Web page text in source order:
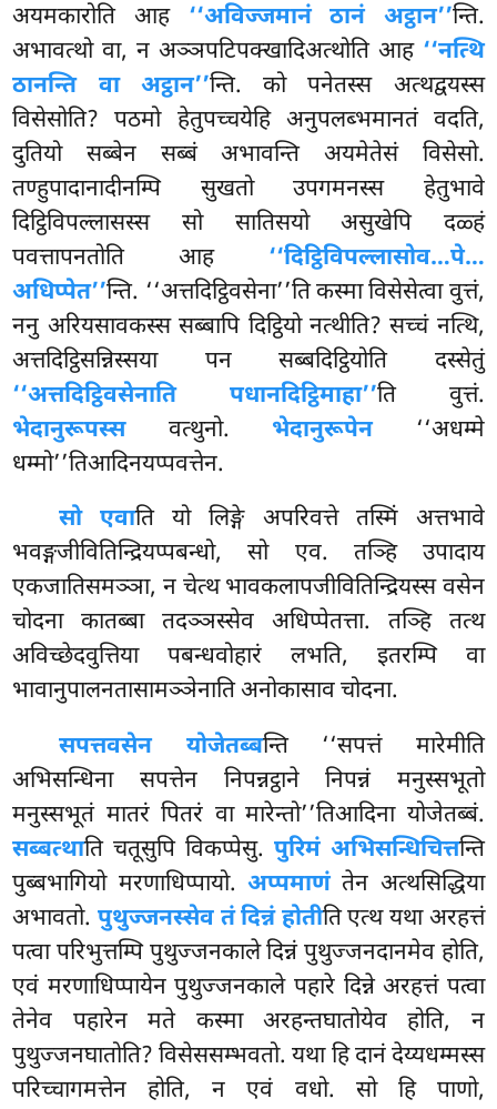
अयमकारोति आह ‘‘अविज्जमानं ठानं अट्ठान’’न्ति.
अभावत्थो वा, न अञ्ञपटिपक्खादिअत्थोति आह ‘‘नत्थि
ठानन्ति वा अट्ठान’’न्ति. को पनेतस्स अत्थद्वयस्स
विसेसोति? पठमो हेतुपच्चयेहि अनुपलब्भमानतं वदति,
दुतियो सब्बेन सब्बं अभावन्ति अयमेतेसं विसेसो.
तण्हुपादानादीनम्पि सुखतो उपगमनस्स हेतुभावे
दिट्ठिविपल्लासस्स सो सातिसयो असुखेपि दळ्हं
पवत्तापनतोति आह ‘‘दिट्ठिविपल्लासोव…पे…
अधिप्पेत’’न्ति. ‘‘अत्तदिट्ठिवसेना’’ति कस्मा विसेसेत्वा वुत्तं,
ननु अरियसावकस्स सब्बापि दिट्ठियो नत्थीति? सच्चं नत्थि,
अत्तदिट्ठिसन्निस्सया पन सब्बदिट्ठियोति दस्सेतुं
‘‘अत्तदिट्ठिवसेनाति पधानदिट्ठिमाहा’’ति वुत्तं.
भेदानुरूपस्सवत्थुनो. भेदानुरूपेन‘‘अधम्मे
धम्मो’’तिआदिनयप्पवत्तेन.
सो एवाति यो लिङ्गे अपरिवत्ते तस्मिं अत्तभावे
भवङ्गजीवितिन्द्रियप्पबन्धो, सो एव. तञ्हि उपादाय
एकजातिसमञ्ञा, न चेत्थ भावकलापजीवितिन्द्रियस्स वसेन
चोदना कातब्बा तदञ्ञस्सेव अधिप्पेतत्ता. तञ्हि तत्थ
अविच्छेदवुत्तिया पबन्धवोहारं लभति, इतरम्पि वा
भावानुपालनतासामञ्ञेनाति अनोकासाव चोदना.
सपत्तवसेन योजेतब्बन्ति ‘‘सपत्तं मारेमीति
अभिसन्धिना सपत्तेन निपन्नट्ठाने निपन्नं मनुस्सभूतो
मनुस्सभूतं मातरं पितरं वा मारेन्तो’’तिआदिना योजेतब्बं.
सब्बत्थाति चतूसुपि विकप्पेसु. पुरिमं अभिसन्धिचित्तन्ति
पुब्बभागियो मरणाधिप्पायो. अप्पमाणंतेन अत्थसिद्धिया
अभावतो. पुथुज्जनस्सेव तं दिन्नं होतीति एत्थ यथा अरहत्तं
पत्वा परिभुत्तम्पि पुथुज्जनकाले दिन्नं पुथुज्जनदानमेव होति,
एवं मरणाधिप्पायेन पुथुज्जनकाले पहारे दिन्ने अरहत्तं पत्वा
तेनेव पहारेन मते कस्मा अरहन्तघातोयेव होति, न
पुथुज्जनघातोति? विसेससम्भवतो. यथा हि दानं देय्यधम्मस्स
परिच्चागमत्तेन होति, न एवं वधो. सो हि पाणो,